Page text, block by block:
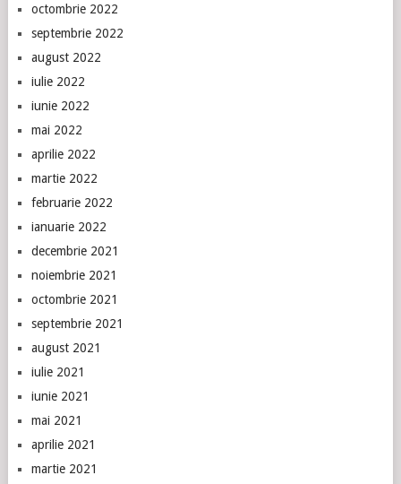
octombrie 2022
septembrie 2022
august 2022
iulie 2022
iunie 2022
mai 2022
aprilie 2022
martie 2022
februarie 2022
ianuarie 2022
decembrie 2021
noiembrie 2021
octombrie 2021
septembrie 2021
august 2021
iulie 2021
iunie 2021
mai 2021
aprilie 2021
martie 2021